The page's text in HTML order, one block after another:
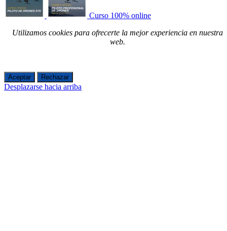
Curso 100% online
Utilizamos cookies para ofrecerte la mejor experiencia en nuestra
web.
Aceptar Rechazar
Desplazarse hacia arriba